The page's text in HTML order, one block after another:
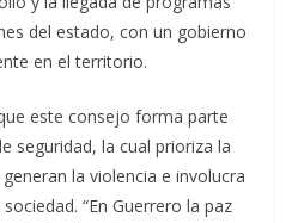
del estado, con un gobierno
en el territorio.
este consejo forma parte
seguridad, la cual prioriza la
la violencia e involucra
“En Guerrero la paz